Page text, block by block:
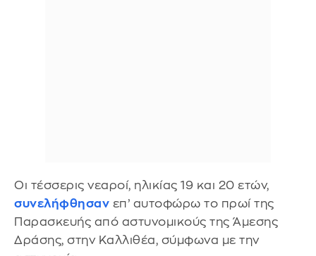
Οι τέσσερις νεαροί, ηλικίας 19 και 20 ετών,
συνελήφθησαν επ’ αυτοφώρω το πρωί της
Παρασκευής από αστυνομικούς της Άμεσης
Δράσης, στην Καλλιθέα, σύμφωνα με την